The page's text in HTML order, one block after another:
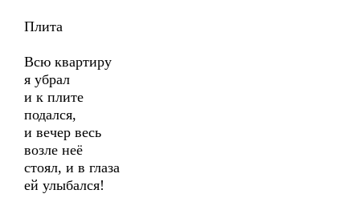
Плита
Всю квартиру
я убрал
и к плите
подался,
и вечер весь
возле неё
стоял, и в глаза
ей улыбался!